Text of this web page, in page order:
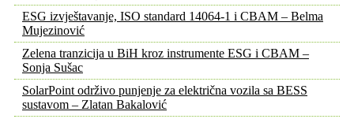
ESG izvještavanje, ISO standard 14064-1 i CBAM – Belma
Mujezinović
Zelena tranzicija u BiH kroz instrumente ESG i CBAM –
Sonja Sušac
SolarPoint održivo punjenje za električna vozila sa BESS
sustavom – Zlatan Bakalović